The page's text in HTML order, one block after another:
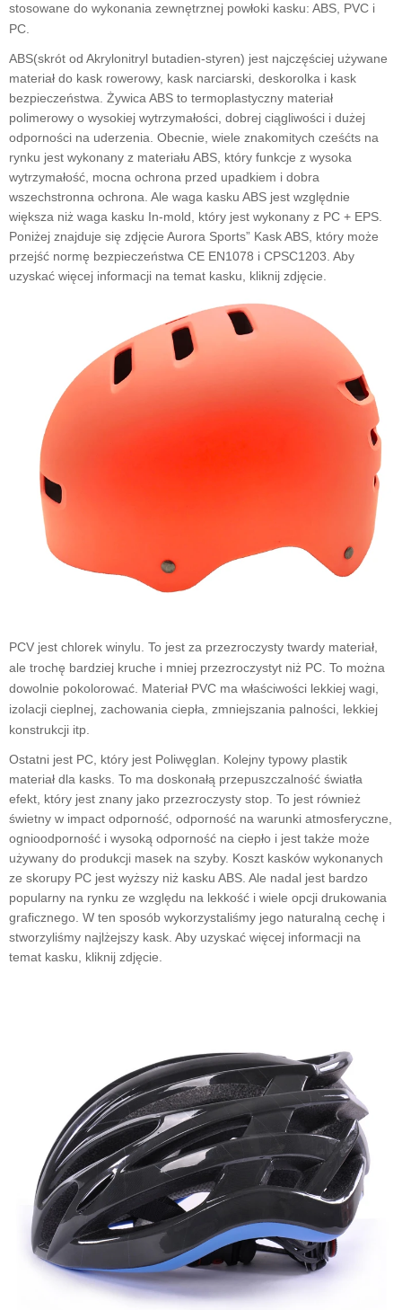
stosowane do wykonania zewnętrznej powłoki kasku: ABS, PVC i
PC.
ABS(skrót od Akrylonitryl butadien-styren) jest najczęściej używane
materiał do kask rowerowy, kask narciarski, deskorolka i kask
bezpieczeństwa. Żywica ABS to termoplastyczny materiał
polimerowy o wysokiej wytrzymałości, dobrej ciągliwości i dużej
odporności na uderzenia Obecnie, wiele znakomitych cześćts na
rynku jest wykonany z materiału ABS, który funkcje z wysoka
wytrzymałość, mocna ochrona przed upadkiem i dobra
wszechstronna ochrona. Ale waga kasku ABS jest względnie
większa niż waga kasku In-mold, który jest wykonany z PC + EPS.
Poniżej znajduje się zdjęcie Aurora Sports” Kask ABS, który może
przejść normę bezpieczeństwa CE EN1078 i CPSC1203. Aby
uzyskać więcej informacji na temat kasku, kliknij zdjęcie.
PCV jest chlorek winylu . To jest za przezroczysty twardy materiał,
ale trochę bardziej kruche i mniej przezroczystyt niż PC . To można
dowolnie pokolorować . Materiał PVC ma właściwości lekkiej wagi,
izolacji cieplnej, zachowania ciepła, zmniejszania palności, lekkiej
konstrukcji itp.
Ostatni jest PC , który jest Poliwęglan
Kolejny typowy plastik
materiał dla kasks. To ma doskonałą przepuszczalność światła
efekt, który jest znany jako przezroczysty stop To jest również
świetny w impact odporność, odporność na warunki atmosferyczne,
ognioodporność i wysoką odporność na ciepło i jest także może
używany do produkcji masek na szyby. Koszt kasków wykonanych
ze skorupy PC jest wyższy niż kasku ABS. Ale nadal jest bardzo
popularny na rynku ze względu na lekkość i wiele opcji drukowania
graficznego. W ten sposób wykorzystaliśmy jego naturalną cechę i
stworzyliśmy najlżejszy kask. Aby uzyskać więcej informacji na
temat kasku, kliknij zdjęcie.